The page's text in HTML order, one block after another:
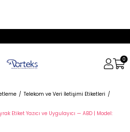
0
Telekom ve Veri İletişimi Etiketleri
Etiket Yazıcı ve Uygulayıcı — ABD | Model: